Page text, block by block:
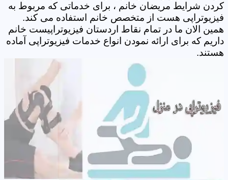
کردن شرایط مریضان خانم ، برای خدماتی که مربوط به
فیزیوتراپی هست از متخصص خانم استفاده می کند.
همین الان ما در تمام نقاط اردستان فیزیوتراپیست خانم
داریم که برای ارائه نمودن انواع خدمات فیزیوتراپی آماده
هستند.